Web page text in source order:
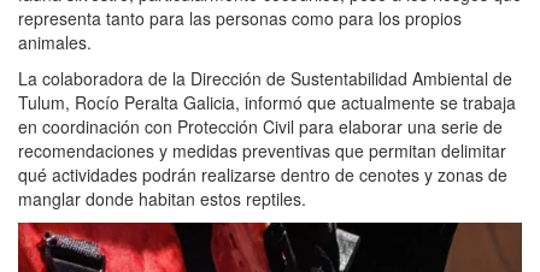
representa tanto para las personas como para los propios
animales.
La colaboradora de la Dirección de Sustentabilidad Ambiental de
Tulum, Rocío Peralta Galicia, informó que actualmente se trabaja
en coordinación con Protección Civil para elaborar una serie de
recomendaciones y medidas preventivas que permitan delimitar
qué actividades podrán realizarse dentro de cenotes y zonas de
manglar donde habitan estos reptiles.